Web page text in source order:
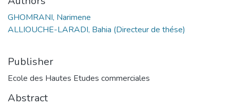
GHOMRANI, Narimene
ALLIOUCHE-LARADI, Bahia (Directeur de thése)
Publisher
Ecole des Hautes Etudes commerciales
Abstract